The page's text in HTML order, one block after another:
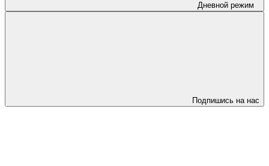
Дневной режим
Подпишись на нас